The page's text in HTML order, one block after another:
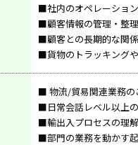
■社内のオペレーショ
■顧客情報の管理・整理
■顧客との長期的な関
■貨物のトラッキング
■ 物流/貿易関連業務の
■日常会話レベル以上
■輸出入プロセスの理
■部門の業務を動かす